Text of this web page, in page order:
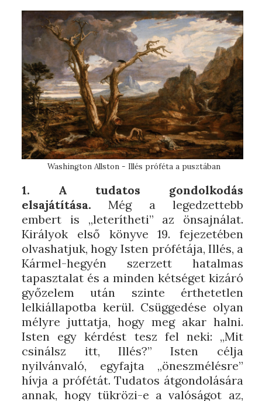
Washington Allston - Illés próféta a pusztában
1. A tudatos gondolkodás
elsajátítása. Még a legedzettebb
embert is „leterítheti” az önsajnálat.
Királyok első könyve 19. fejezetében
olvashatjuk, hogy Isten prófétája, Illés, a
Kármel-hegyén szerzett hatalmas
tapasztalat és a minden kétséget kizáró
győzelem után szinte érthetetlen
lelkiállapotba kerül. Csüggedése olyan
mélyre juttatja, hogy meg akar halni.
Isten egy kérdést tesz fel neki: „Mit
csinálsz itt, Illés?” Isten célja
nyilvánvaló, egyfajta „öneszmélésre”
hívja a prófétát. Tudatos átgondolására
annak, hogy tükrözi-e a valóságot az,